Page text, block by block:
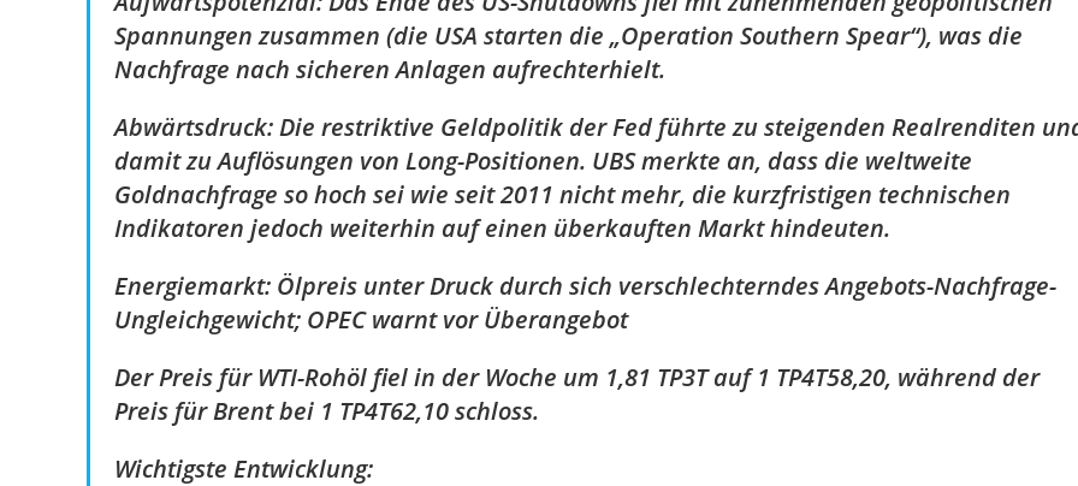
Spannungen zusammen (die USA starten die „Operation Southern Spear“), was die
Nachfrage nach sicheren Anlagen aufrechterhielt.
Abwärtsdruck: Die restriktive Geldpolitik der Fed führte zu steigenden Realrenditen
damit zu Auflösungen von Long-Positionen. UBS merkte an, dass die weltweite
Goldnachfrage so hoch sei wie seit 2011 nicht mehr, die kurzfristigen technischen
Indikatoren jedoch weiterhin auf einen überkauften Markt hindeuten.
Energiemarkt: Ölpreis unter Druck durch sich verschlechterndes Angebots-Nachfrage-
Ungleichgewicht; OPEC warnt vor Überangebot
Der Preis für WTI-Rohöl fiel in der Woche um 1,81 TP3T auf 1 TP4T58,20, während der
Preis für Brent bei 1 TP4T62,10 schloss.
Wichtigste Entwicklung: